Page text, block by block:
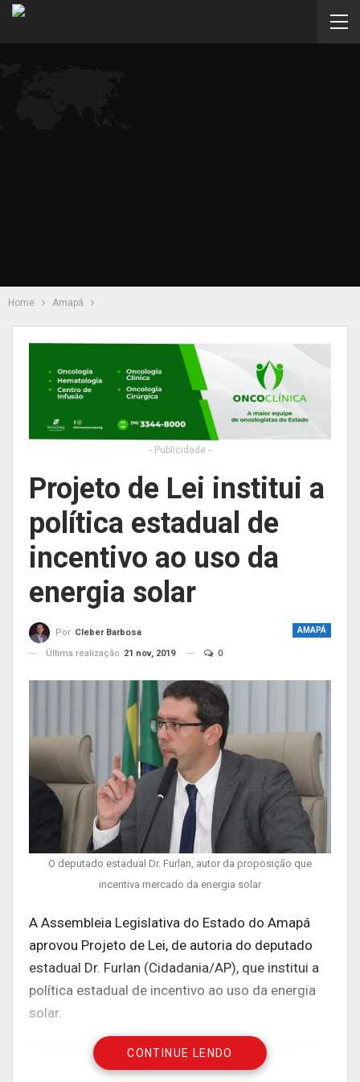
Home Amapá
- Publicidade -
Projeto de Lei institui a
política estadual de
incentivo ao uso da
energia solar
AMAPÁ
Por Cleber Barbosa
Última realização 21 nov, 2019 0
O deputado estadual Dr. Furlan, autor da proposição que
incentiva mercado da energia solar
A Assembleia Legislativa do Estado do Amapá
aprovou Projeto de Lei, de autoria do deputado
estadual Dr. Furlan (Cidadania/AP), que institui a
política estadual de incentivo ao uso da energia
solar.
O objetivo dessa política, conforme o projeto, é
estimular os investimentos e a implantação dos
CONTINUE LENDO